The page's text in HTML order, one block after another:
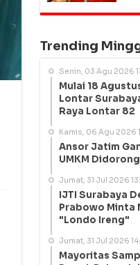
Trending
Senin, 03 Agu 2026
Mulai 18
Lontar
Raya Lontar 82
Kamis, 06 Agu 2026
Ansor Jatim
UMKM
Jumat, 31 Jul 2026
IJTI Surabaya
Prabowo Minta
"Londo Ireng"
Jumat, 31 Jul 2026
Mayoritas